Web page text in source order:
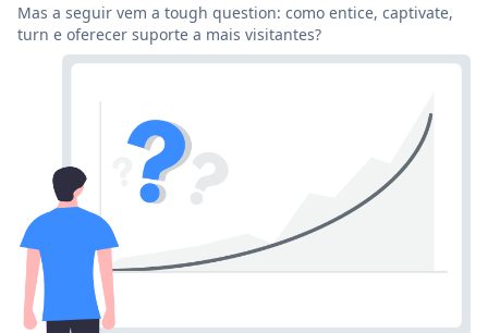
Mas a seguir vem a tough question: como entice, captivate,
turn e oferecer suporte a mais visitantes?